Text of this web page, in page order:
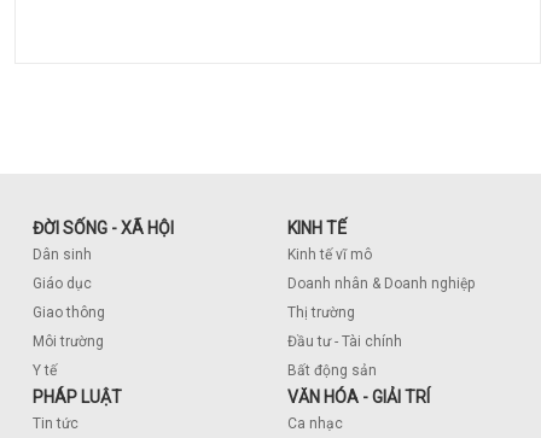
ĐỜI SỐNG - XÃ HỘI
Dân sinh
Giáo dục
Giao thông
Môi trường
Y tế
KINH TẾ
Kinh tế vĩ mô
Doanh nhân & Doanh nghiệp
Thị trường
Đầu tư - Tài chính
Bất động sản
PHÁP LUẬT
Tin tức
VĂN HÓA - GIẢI TRÍ
Ca nhạc